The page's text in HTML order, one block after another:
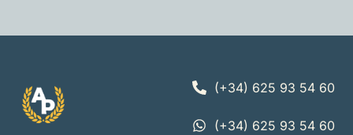
(+34) 625 93 54 60
(+34) 625 93 54 60